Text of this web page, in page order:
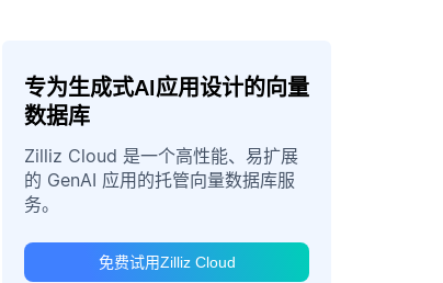
专为生成式AI应用设计的向量
数据库
Zilliz Cloud 是一个高性能、易扩展
的 GenAI 应用的托管向量数据库服
务。
免费试用Zilliz Cloud